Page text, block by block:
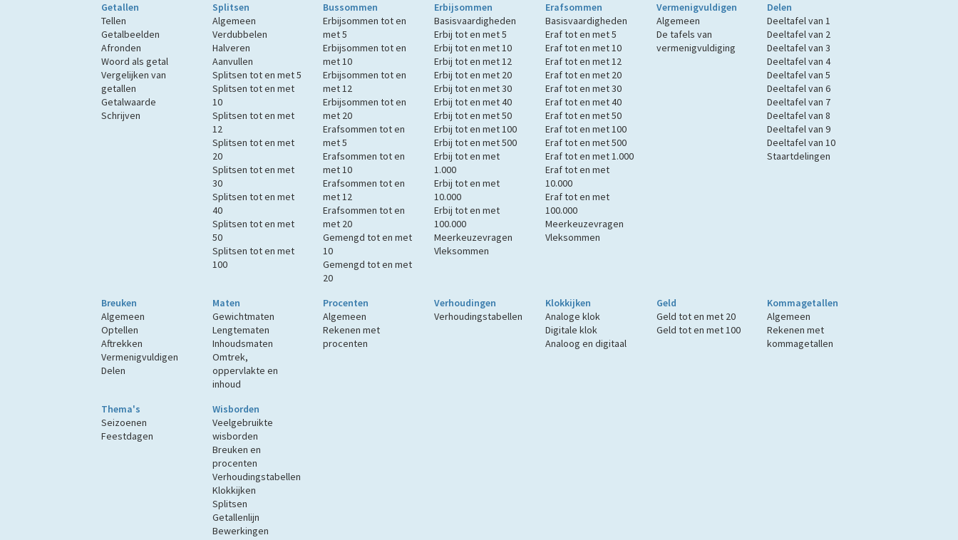
Getallen
Tellen
Getalbeelden
Afronden
Woord als getal
Vergelijken van
getallen
Getalwaarde
Schrijven
Splitsen
Algemeen
Verdubbelen
Halveren
Aanvullen
Splitsen tot en met 5
Splitsen tot en met
10
Splitsen tot en met
12
Splitsen tot en met
20
Splitsen tot en met
30
Splitsen tot en met
40
Splitsen tot en met
50
Splitsen tot en met
100
Bussommen
Erbijsommen tot en
met 5
Erbijsommen tot en
met 10
Erbijsommen tot en
met 12
Erbijsommen tot en
met 20
Erafsommen tot en
met 5
Erafsommen tot en
met 10
Erafsommen tot en
met 12
Erafsommen tot en
met 20
Gemengd tot en met
10
Gemengd tot en met
20
Erbijsommen
Basisvaardigheden
Erbij tot en met 5
Erbij tot en met 10
Erbij tot en met 12
Erbij tot en met 20
Erbij tot en met 30
Erbij tot en met 40
Erbij tot en met 50
Erbij tot en met 100
Erbij tot en met 500
Erbij tot en met
1.000
Erbij tot en met
10.000
Erbij tot en met
100.000
Meerkeuzevragen
Vleksommen
Erafsommen
Basisvaardigheden
Eraf tot en met 5
Eraf tot en met 10
Eraf tot en met 12
Eraf tot en met 20
Eraf tot en met 30
Eraf tot en met 40
Eraf tot en met 50
Eraf tot en met 100
Eraf tot en met 500
Eraf tot en met 1.000
Eraf tot en met
10.000
Eraf tot en met
100.000
Meerkeuzevragen
Vleksommen
Vermenigvuldigen
Algemeen
De tafels van
vermenigvuldiging
Delen
Deeltafel van 1
Deeltafel van 2
Deeltafel van 3
Deeltafel van 4
Deeltafel van 5
Deeltafel van 6
Deeltafel van 7
Deeltafel van 8
Deeltafel van 9
Deeltafel van 10
Staartdelingen
Breuken
Algemeen
Optellen
Aftrekken
Vermenigvuldigen
Delen
Maten
Gewichtmaten
Lengtematen
Inhoudsmaten
Omtrek,
oppervlakte en
inhoud
Procenten
Algemeen
Rekenen met
procenten
Verhoudingen
Verhoudingstabellen
Klokkijken
Analoge klok
Digitale klok
Analoog en digitaal
Geld
Geld tot en met 20
Geld tot en met 100
Kommagetallen
Algemeen
Rekenen met
kommagetallen
Thema's
Seizoenen
Feestdagen
Wisborden
Veelgebruikte
wisborden
Breuken en
procenten
Verhoudingstabellen
Klokkijken
Splitsen
Getallenlijn
Bewerkingen